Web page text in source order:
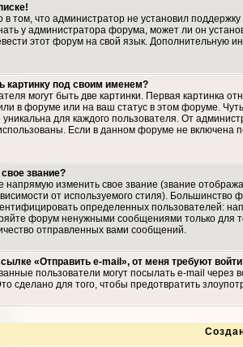
в том, что администратор не установил
у администратора форума, может ли он
этот форум на свой язык. Дополнительную
картинку под своим именем?
могут быть две картинки. Первая картинка
в форуме или на ваш статус в этом форуме.
для каждого пользователя. От
Если в данном форуме не включена
звание?
изменить свое звание (звание
от используемого стиля). Большинство
определенных пользователей:
форум ненужными сообщениями только для
отправленных вами сообщений.
«Отправить e-mail», от меня требуют
пользователи могут посылать e-mail
сделано для того, чтобы предотвратить